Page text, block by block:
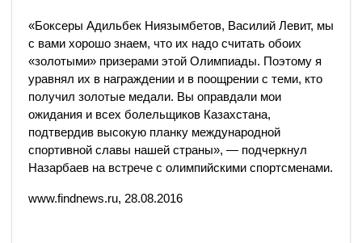
«Боксеры Адильбек Ниязымбетов, Василий Левит, мы
с вами хорошо знаем, что их надо считать обоих
«золотыми» призерами этой Олимпиады. Поэтому я
уравнял их в награждении и в поощрении с теми, кто
получил золотые медали. Вы оправдали мои
ожидания и всех болельщиков Казахстана,
подтвердив высокую планку международной
спортивной славы нашей страны», — подчеркнул
Назарбаев на встрече с олимпийскими спортсменами.
www.findnews.ru, 28.08.2016